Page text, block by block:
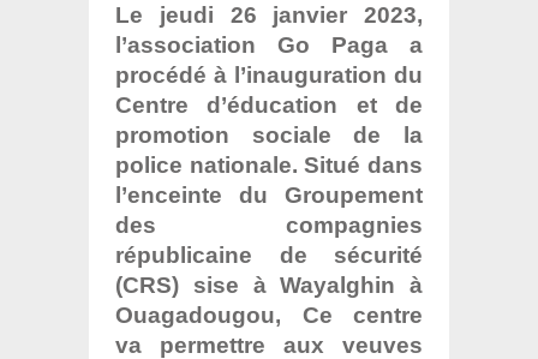
Le jeudi 26 janvier 2023,
l’association Go Paga a
procédé à l’inauguration du
Centre d’éducation et de
promotion sociale de la
police nationale. Situé dans
l’enceinte du Groupement
des compagnies
républicaine de sécurité
(CRS) sise à Wayalghin à
Ouagadougou, Ce centre
va permettre aux veuves